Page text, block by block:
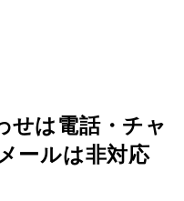
せは電話・チャ
ールは非対応